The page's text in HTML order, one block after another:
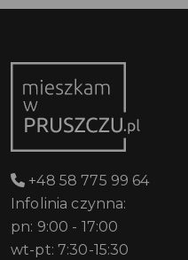
+48 58 775 99 64
Infolinia czynna:
pn: 9:00 - 17:00
wt-pt: 7:30-15:30